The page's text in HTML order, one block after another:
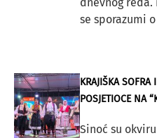
se sporazumi
KRAJIŠKA SOFRA
POSJETIOCE NA
Sinoć su